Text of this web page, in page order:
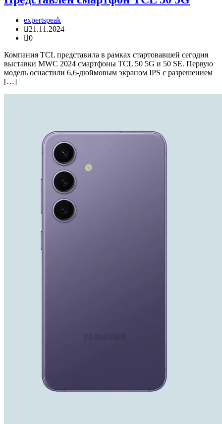
expertspeak
21.11.2024
0
Компания TCL представила в рамках стартовавшей сегодня
выставки MWC 2024 смартфоны TCL 50 5G и 50 SE. Первую
модель оснастили 6,6-дюймовым экраном IPS с разрешением
[…]